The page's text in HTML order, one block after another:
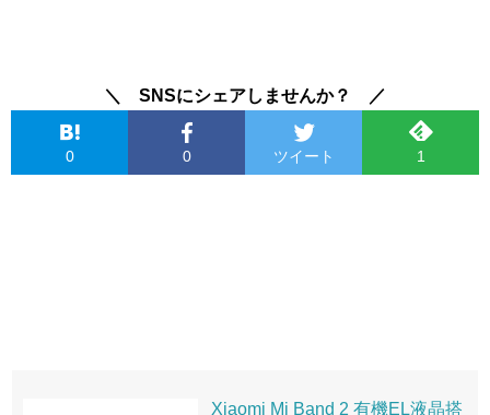
＼ SNSにシェアしませんか？ ／
0 0 ツイート 1
Xiaomi Mi Band 2 有機EL液晶搭